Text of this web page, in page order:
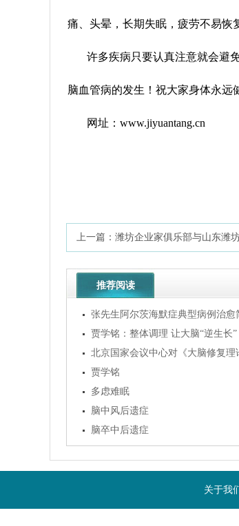
痛、头晕，长期失眠，疲劳不易恢
许多疾病只要认真注意就会避
脑血管病的发生！祝大家身体永远
网址： www.jiyuantang.cn
上一篇： 潍坊企业家俱乐部与山东潍
推荐阅读
张先生阿尔茨海默症典型病例治愈
贾学铭：整体调理 让大脑“逆生长”
北京国家会议中心对《大脑修复理
贾学铭
多虑难眠
脑中风后遗症
脑卒中后遗症
关于我